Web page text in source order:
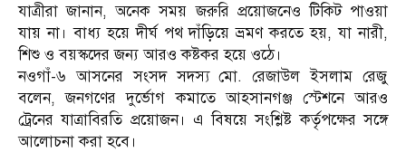
যাত্রীরা জানান, অনেক সময় জরুরি প্রয়োজনেও টিকিট পাওয়া
যায় না। বাধ্য হয়ে দীর্ঘ পথ দাঁড়িয়ে ভ্রমণ করতে হয়, যা নারী,
শিশু ও বয়স্কদের জন্য আরও কষ্টকর হয়ে ওঠে।
নওগাঁ-৬ আসনের সংসদ সদস্য মো. রেজাউল ইসলাম রেজু
বলেন, জনগণের দুর্ভোগ কমাতে আহসানগঞ্জ স্টেশনে আরও
ট্রেনের যাত্রাবিরতি প্রয়োজন। এ বিষয়ে সংশ্লিষ্ট কর্তৃপক্ষের সঙ্গে
আলোচনা করা হবে।